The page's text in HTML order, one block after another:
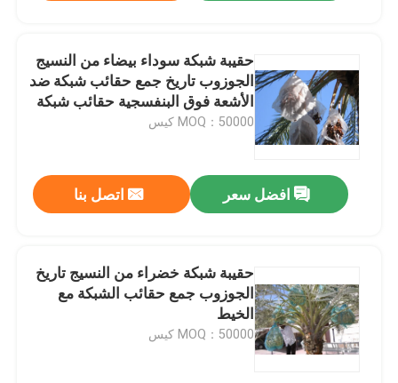
حقيبة شبكة سوداء بيضاء من النسيج
الجوزوب تاريخ جمع حقائب شبكة ضد
الأشعة فوق البنفسجية حقائب شبكة
HDPE
MOQ：50000 كيس
افضل سعر اتصل بنا
حقيبة شبكة خضراء من النسيج تاريخ
الجوزوب جمع حقائب الشبكة مع
الخيط
MOQ：50000 كيس